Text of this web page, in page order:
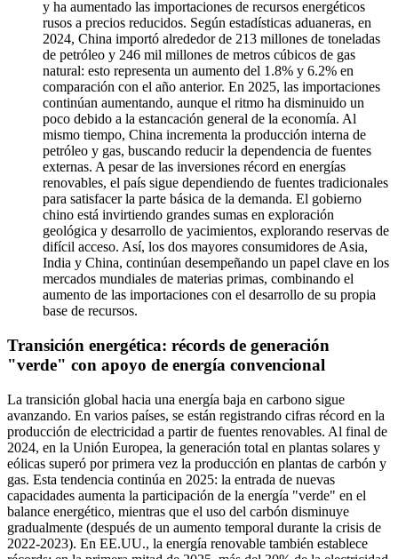
y ha aumentado las importaciones de recursos energéticos
rusos a precios reducidos. Según estadísticas aduaneras, en
2024, China importó alrededor de 213 millones de toneladas
de petróleo y 246 mil millones de metros cúbicos de gas
natural: esto representa un aumento del 1.8% y 6.2% en
comparación con el año anterior. En 2025, las importaciones
continúan aumentando, aunque el ritmo ha disminuido un
poco debido a la estancación general de la economía. Al
mismo tiempo, China incrementa la producción interna de
petróleo y gas, buscando reducir la dependencia de fuentes
externas. A pesar de las inversiones récord en energías
renovables, el país sigue dependiendo de fuentes tradicionales
para satisfacer la parte básica de la demanda. El gobierno
chino está invirtiendo grandes sumas en exploración
geológica y desarrollo de yacimientos, explorando reservas de
difícil acceso. Así, los dos mayores consumidores de Asia,
India y China, continúan desempeñando un papel clave en los
mercados mundiales de materias primas, combinando el
aumento de las importaciones con el desarrollo de su propia
base de recursos.
Transición energética: récords de generación
"verde" con apoyo de energía convencional
La transición global hacia una energía baja en carbono sigue
avanzando. En varios países, se están registrando cifras récord en la
producción de electricidad a partir de fuentes renovables. Al final de
2024, en la Unión Europea, la generación total en plantas solares y
eólicas superó por primera vez la producción en plantas de carbón y
gas. Esta tendencia continúa en 2025: la entrada de nuevas
capacidades aumenta la participación de la energía "verde" en el
balance energético, mientras que el uso del carbón disminuye
gradualmente (después de un aumento temporal durante la crisis de
2022-2023). En EE.UU., la energía renovable también establece